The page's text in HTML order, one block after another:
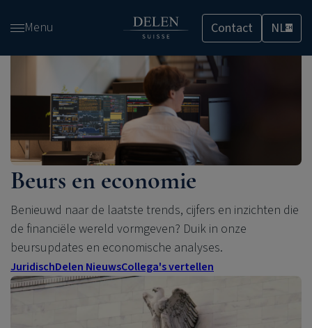
en
Menu Contact NLCH
Beurs en economie
Benieuwd naar de laatste trends, cijfers en inzichten die
de financiële wereld vormgeven? Duik in onze
beursupdates en economische analyses.
JuridischDelen NieuwsCollega's vertellen